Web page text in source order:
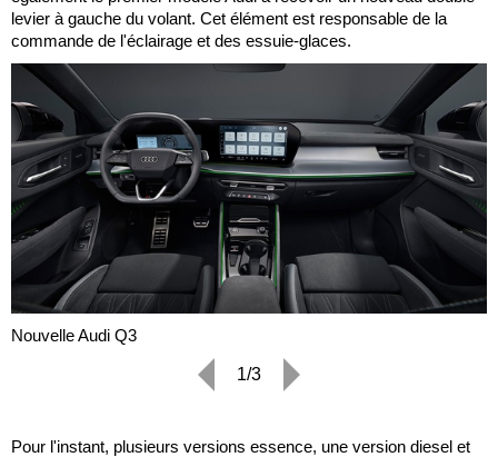
levier à gauche du volant. Cet élément est responsable de la
commande de l'éclairage et des essuie-glaces.
Nouvelle Audi Q3
1/3
Pour l'instant, plusieurs versions essence, une version diesel et